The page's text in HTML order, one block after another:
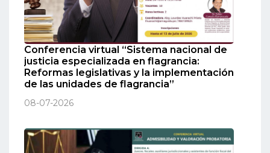
Conferencia virtual “Sistema nacional de
justicia especializada en flagrancia:
Reformas legislativas y la implementación
de las unidades de flagrancia”
08-07-2026